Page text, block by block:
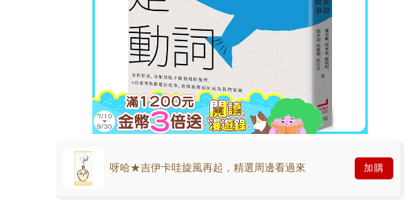
呀哈★吉伊卡哇旋風再起，精選周邊看過來 加購